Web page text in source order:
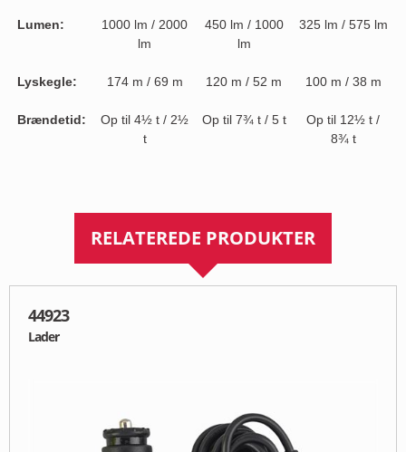
Lumen:
1000 lm / 2000
lm
450 lm / 1000
lm
325 lm / 575 lm
Lyskegle: 174 m / 69 m 120 m / 52 m 100 m / 38 m
Brændetid:
Op til 4½ t / 2½
t
Op til 7¾ t / 5 t
Op til 12½ t /
8¾ t
RELATEREDE PRODUKTER
44923
Lader